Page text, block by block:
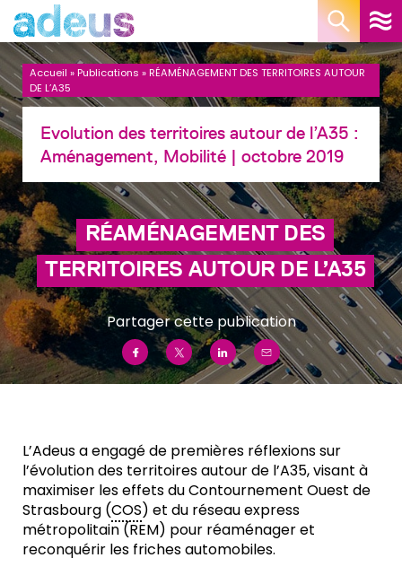
Accueil »Publications »RÉAMÉNAGEMENT DES TERRITOIRES AUTOUR
DE L’A35
Evolution des territoires autour de l’A35 :
Aménagement, Mobilité | octobre 2019
RÉAMÉNAGEMENT DES
TERRITOIRES AUTOUR DE L’A35
Partager cette publication
L’Adeus a engagé de premières réflexions sur
l’évolution des territoires autour de l’A35, visant à
maximiser les effets du Contournement Ouest de
Strasbourg (COS) et du réseau express
métropolitain (REM) pour réaménager et
reconquérir les friches automobiles.
Panneau de gestion des cookies